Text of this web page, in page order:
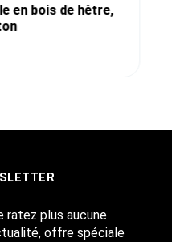
en bois de hêtre,
ratez plus aucune
offre spéciale